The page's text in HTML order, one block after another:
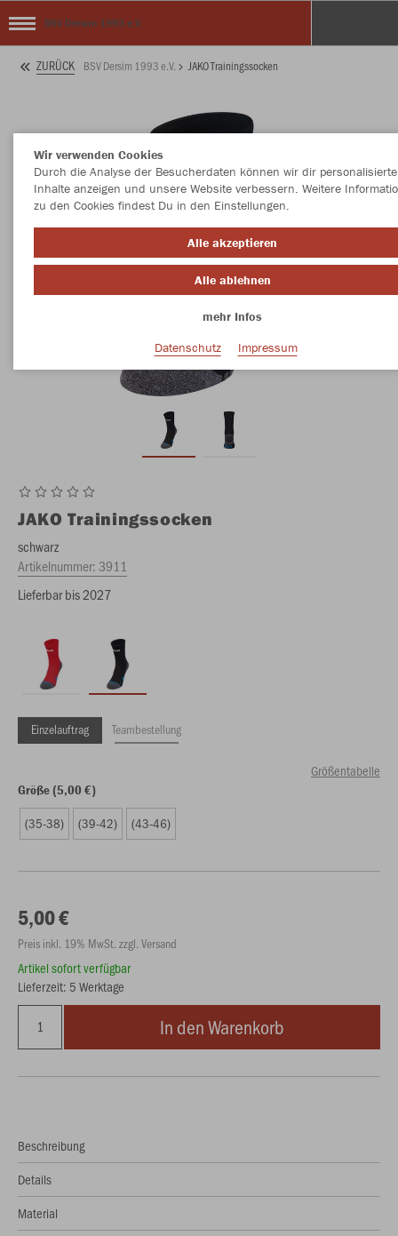
BSV Dersim 1993 e.V.
ZURÜCK BSV Dersim 1993 e.V. JAKO Trainingssocken
JAKO Trainingssocken
schwarz
Artikelnummer:3911
Lieferbar bis 2027
Einzelauftrag Teambestellung
Größentabelle
Größe (5,00 €)
(35-38) (39-42) (43-46)
5,00 €
Preis inkl. 19% MwSt. zzgl. Versand
Artikel sofort verfügbar
Lieferzeit: 5 Werktage
In den Warenkorb
Beschreibung
Details
Material
Wir verwenden Cookies
Durch die Analyse der Besucherdaten können wir dir personalisierte
Inhalte anzeigen und unsere Website verbessern. Weitere
zu den Cookies findest Du in den Einstellungen.
Alle akzeptieren
Alle ablehnen
mehr Infos
Datenschutz
Impressum